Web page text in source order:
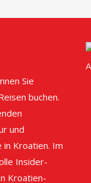
Sie
buchen.
und
in Kroatien. Im
Insider-
Kroatien-